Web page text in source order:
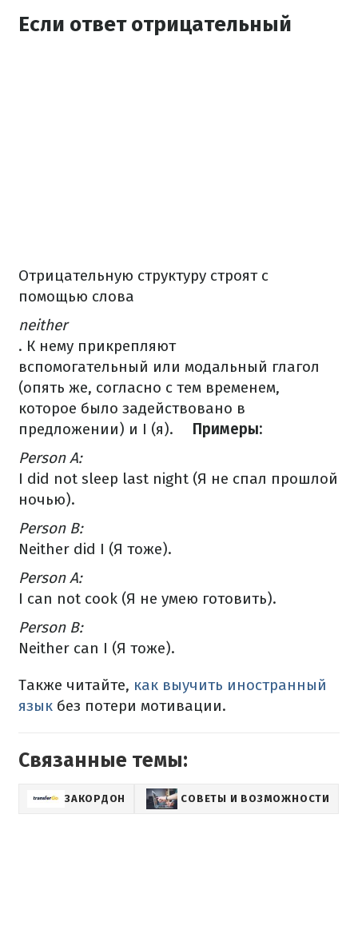
Если ответ отрицательный
Отрицательную структуру строят с
помощью слова
neither
. К нему прикрепляют
вспомогательный или модальный глагол
(опять же, согласно с тем временем,
которое было задействовано в
предложении) и I (я). Примеры:
Person A:
I did not sleep last night (Я не спал прошлой
ночью).
Person B:
Neither did I (Я тоже).
Person A:
I can not cook (Я не умею готовить).
Person B:
Neither can I (Я тоже).
Также читайте, как выучить иностранный
язык без потери мотивации.
Связанные темы:
ЗАКОРДОН СОВЕТЫ И ВОЗМОЖНОСТИ